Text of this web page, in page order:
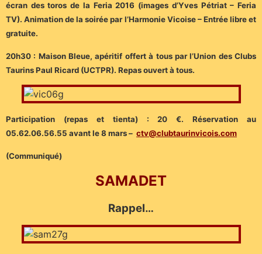
écran des toros de la Feria 2016 (images d’Yves Pétriat – Feria
TV). Animation de la soirée par l’Harmonie Vicoise – Entrée libre et
gratuite.
20h30 : Maison Bleue, apéritif offert à tous par l’Union des Clubs
Taurins Paul Ricard (UCTPR). Repas ouvert à tous.
Participation (repas et tienta) : 20 €. Réservation au
05.62.06.56.55 avant le 8 mars – ctv@clubtaurinvicois.com
(Communiqué)
SAMADET
Rappel…